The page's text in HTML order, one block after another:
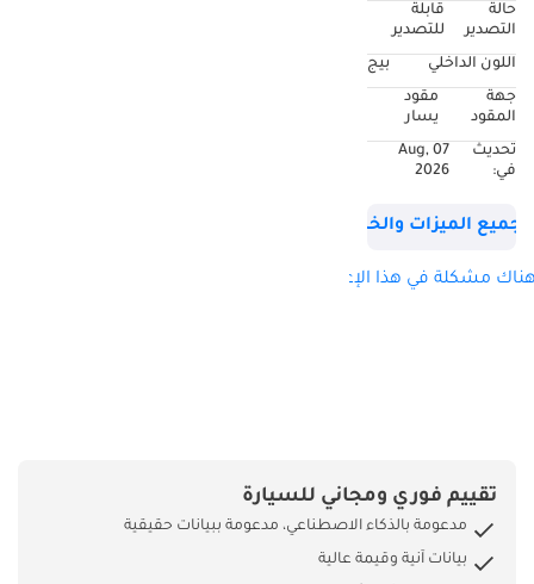
حالة
التصدير
قابلة
للتصدير
اللون الداخلي
بيج
جهة
المقود
مقود
يسار
تحديث
في:
07 Aug,
2026
جميع الميزات والخصائص
مشكلة في هذا الإعلان؟
تقييم فوري ومجاني للسيارة
مدعومة بالذكاء الاصطناعي، مدعومة ببيانات حقيقية
بيانات آنية وقيمة عالية